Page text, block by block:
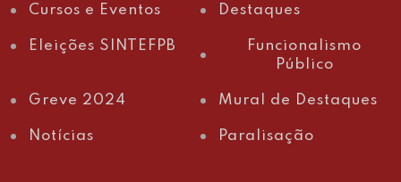
Cursos e Eventos Destaques
Eleições SINTEFPB
Funcionalismo
Público
Greve 2024 Mural de Destaques
Notícias Paralisação